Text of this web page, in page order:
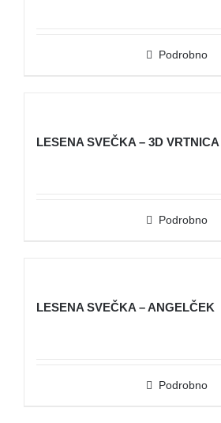
Podrobno
LESENA SVEČKA – 3D VRTNICA
Podrobno
LESENA SVEČKA – ANGELČEK
Podrobno